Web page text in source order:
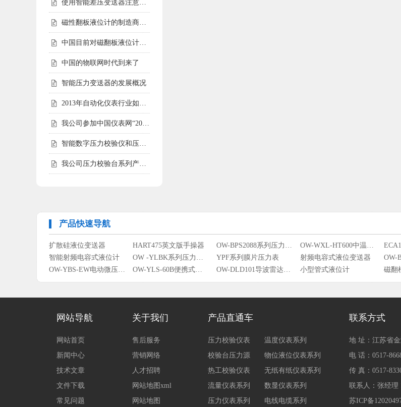
使用智能差压变送器注意事项
磁性翻板液位计的制造商会告诉您磁性翻板液位计适用范围
中国目前对磁翻板液位计的需求仍然相对较高
中国的物联网时代到来了
智能压力变送器的发展概况
2013年自动化仪表行业如何走好自己的路
我公司参加中国仪表网“2012年度第二届中国仪表网十大实力供应商
智能数字压力校验仪和压力校验台受客户青睐
我公司压力校验台系列产品完成全面升级
产品快速导航
扩散硅液位变送器 HART475英文版手操器 OW-BPS2088系列压力变送器 OW-WXL-HT600中温黑体炉
智能射频电容式液位计
OW -YLBK系列压力变送控制仪(压力开关) YPF系列膜片压力表 射频电容式液位变送器 OW-
OW-YBS-EW电动微压校验仪
OW-YLS-60B便携式液压泵 OW-DLD101导波雷达物位计 小型管式液位计 磁翻
磁翻板远传装置远传变送器
OW-RSL-G管段式热式气体质量流量计 OW-LUX智能旋进旋涡气体流量计
网站导航
网站首页
新闻中心
技术文章
文件下载
常见问题
关于我们
售后服务
营销网络
人才招聘
网站地图xml
网站地图
产品直通车
压力校验仪表
温度仪表系列
校验台压力源
物位液位仪表系列
热工校验仪表
无纸有纸仪表系列
流量仪表系列
数显仪表系列
压力仪表系列
电线电缆系列
联系方式
地 址：江苏省
电 话：0517-
传 真：0517-
联系人：张经理
苏ICP备